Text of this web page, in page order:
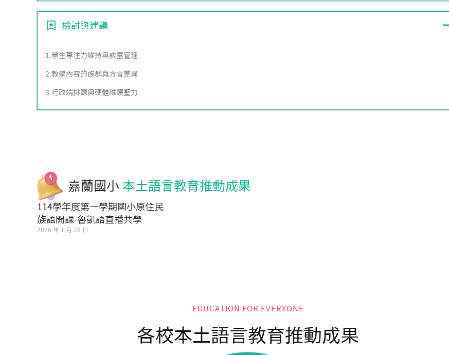
檢討與建議
1.學生專注力維持與教室管理
2.教學內容的族群與方言差異
3.行政端排課與硬體維護壓力
嘉蘭國小 本土語言教育推動成果
114學年度第一學期國小原住民
族語開課-魯凱語直播共學
2026 年 1 月 28 日
EDUCATION FOR EVERYONE
各校本土語言教育推動成果